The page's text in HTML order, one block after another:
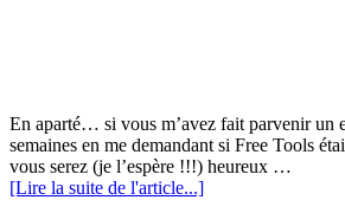
En aparté… si vous m’avez fait parvenir un
semaines en me demandant si Free Tools
vous serez (je l’espère !!!) heureux …
[Lire la suite de l'article...]